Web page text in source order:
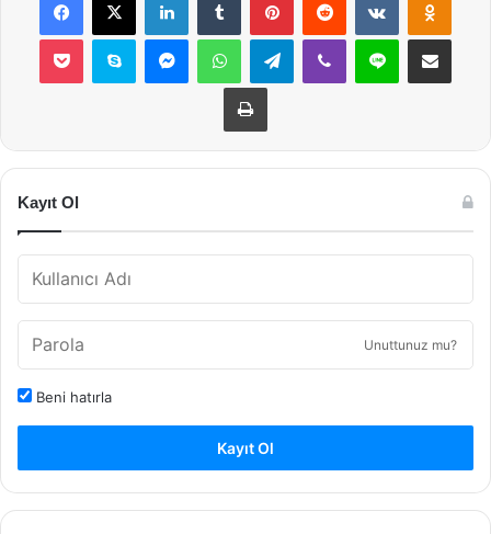
Pocket Skype MessengerWhatsAppTelegramViber Line E-Posta ile
Yazdır
Kayıt Ol
Unuttunuz mu?
Beni hatırla
Kayıt Ol